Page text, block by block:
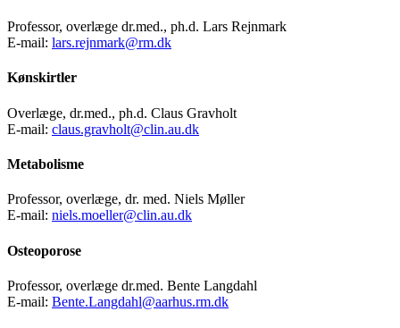
Professor, overlæge dr.med., ph.d. Lars Rejnmark
E-mail: lars.rejnmark@rm.dk
Kønskirtler
Overlæge, dr.med., ph.d. Claus Gravholt
E-mail: claus.gravholt@clin.au.dk
Metabolisme
Professor, overlæge, dr. med. Niels Møller
E-mail: niels.moeller@clin.au.dk
Osteoporose
Professor, overlæge dr.med. Bente Langdahl
E-mail: Bente.Langdahl@aarhus.rm.dk